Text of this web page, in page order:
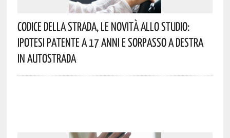
Codice Della Strada, Le Novità Allo Studio:
Ipotesi Patente A 17 Anni E Sorpasso A Destra
In Autostrada